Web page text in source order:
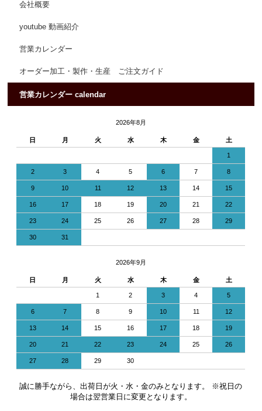
会社概要
youtube 動画紹介
営業カレンダー
オーダー加工・製作・生産 ご注文ガイド
営業カレンダー calendar
2026年8月
日 月 火 水 木 金 土
1
2 3 4 5 6 7 8
9 10 11 12 13 14 15
16 17 18 19 20 21 22
23 24 25 26 27 28 29
30 31
2026年9月
日 月 火 水 木 金 土
1 2 3 4 5
6 7 8 9 10 11 12
13 14 15 16 17 18 19
20 21 22 23 24 25 26
27 28 29 30
誠に勝手ながら、出荷日が火・水・金のみとなります。 ※祝日の
場合は翌営業日に変更となります。